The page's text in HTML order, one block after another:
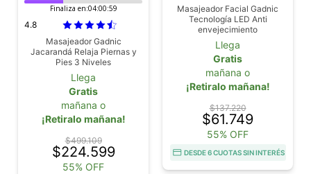
Finaliza en:04:00:58
4.8
Masajeador Gadnic
Jacarandá Relaja Piernas y
Pies 3 Niveles
Llega
Gratis
mañana o
¡Retiralo mañana!
$499.109
$224.599
55% OFF
Masajeador Facial Gadnic
Tecnología LED Anti
envejecimiento
Llega
Gratis
mañana o
¡Retiralo mañana!
$137.220
$61.749
55% OFF
DESDE 6 CUOTAS SIN INTERÉS